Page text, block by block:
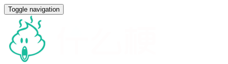
Toggle navigation